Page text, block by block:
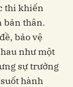
thi khiến
bản thân.
bảo vệ
như một
sự trưởng
hành